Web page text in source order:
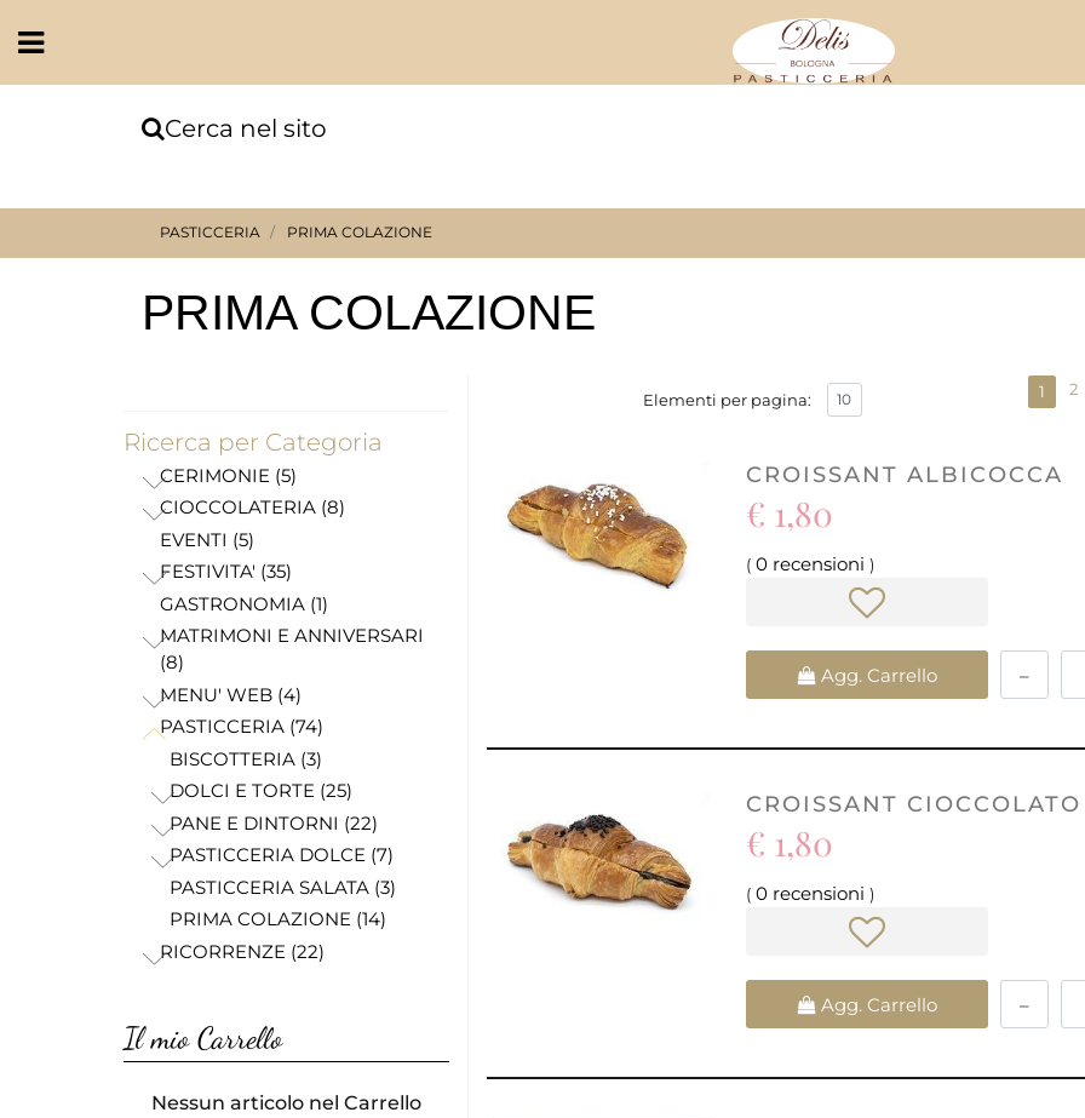
Open
Cerca nel sito
PASTICCERIA PRIMA COLAZIONE
PRIMA COLAZIONE
Ricerca per Categoria
CERIMONIE (5)
CIOCCOLATERIA (8)
EVENTI (5)
FESTIVITA' (35)
GASTRONOMIA (1)
MATRIMONI E ANNIVERSARI
(8)
MENU' WEB (4)
PASTICCERIA (74)
BISCOTTERIA (3)
DOLCI E TORTE (25)
PANE E DINTORNI (22)
PASTICCERIA DOLCE (7)
PASTICCERIA SALATA (3)
PRIMA COLAZIONE (14)
RICORRENZE (22)
Il mio Carrello
Nessun articolo nel Carrello
Elementi per pagina: 1 2
CROISSANT ALBICOCCA
€ 1,80
( 0 recensioni )
Quantità
Agg. Carrello
CROISSANT CIOCCOLATO
€ 1,80
( 0 recensioni )
Quantità
Agg. Carrello